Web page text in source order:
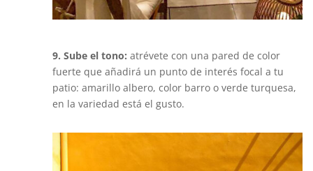
9. Sube el tono: atrévete con una pared de color
fuerte que añadirá un punto de interés focal a tu
patio: amarillo albero, color barro o verde turquesa,
en la variedad está el gusto.